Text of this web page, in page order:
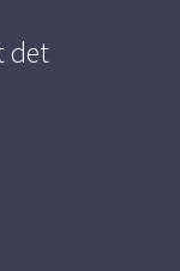
det